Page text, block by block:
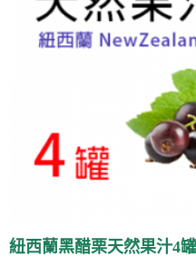
紐西蘭黑醋栗天然果汁4